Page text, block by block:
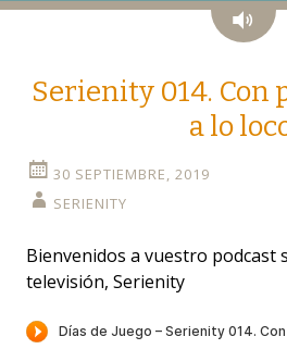
Serienity 014. Con
a lo
30 SEPTIEMBRE, 2019
SERIENITY
Bienvenidos a vuestro podcast
televisión, Serienity